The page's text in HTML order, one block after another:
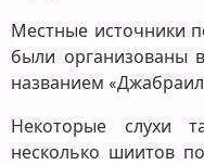
Местные источники
были организованы
названием
Некоторые слухи
несколько шиитов